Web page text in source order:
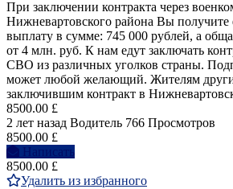
При заключении контракта через
Нижневартовского района Вы
выплату в сумме: 745 000 рублей, а
от 4 млн. руб. К нам едут заключать
СВО из различных уголков страны.
может любой желающий. Жителям
заключившим контракт в
8500.00 £
2 лет назад Водитель 766 Просмотров
8500.00 £
Написать
8500.00 £
Удалить из избранного